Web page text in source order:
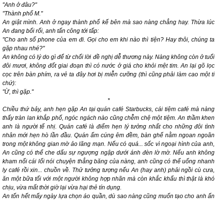
"Anh ở đâu?"
"Thành phố M."
An giật mình. Anh ở ngay thành phố kế bên mà sao nàng chẳng hay. Thừa lúc
An đang bối rối, anh tấn công tới tấp:
"Cho anh số phone của em đi. Gọi cho em khi nào thì tiện? Hay thôi, chúng ta
gặp nhau nhé?"
An không có lý do gì để từ chối lời đề nghị dễ thương này. Nàng không còn ở tuổi
đôi mươi, không đốt giai đoạn thì có nước ở giá cho khỏi mệt tim. An lại gõ lọc
cọc trên bàn phím, ra vẻ ta đây hơi bị miễn cưỡng (thì cũng phải làm cao một tí
chứ):
"Ừ, thì gặp."
*
Chiều thứ bảy, anh hẹn gặp An tại quán café Starbucks, cái tiệm café mà nàng
thấy tràn lan khắp phố, ngóc ngách nào cũng chễm chệ một tiệm. An thầm khen
anh là người tế nhị. Quán café là điểm hẹn lý tưởng nhất cho những đôi tình
nhân mới hẹn hò lần đầu. Quán ấm cúng êm đềm, bàn ghế nằm ngoan ngoãn
trong một không gian mờ ảo lãng mạn. Nếu có quá... sốc vì ngoại hình của anh,
An cũng có thể che dấu sự ngượng ngập dưới ánh đèn lờ mờ. Nếu anh không
kham nổi cái lối nói chuyện thẳng băng của nàng, anh cũng có thể uống nhanh
ly café rồi xin... chuồn về. Thử tưởng tượng nếu An (hay anh) phải ngồi cù cưa,
ăn một bữa tối với một người không hợp nhãn mà còn khắc khẩu thì thật là khó
chịu, vừa mất thời giờ lại vừa hại thẻ tín dụng.
An tốn hết mấy ngày lựa chọn áo quần, dù sao nàng cũng muốn tạo cho anh ấn